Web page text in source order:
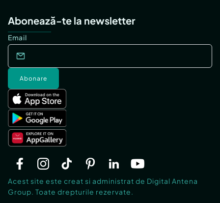
Abonează-te la newsletter
Email
Abonare
Acest site este creat si administrat de Digital Antena
Group. Toate drepturile rezervate.